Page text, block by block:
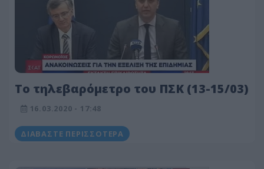
Το τηλεβαρόμετρο του ΠΣΚ (13-15/03)
16.03.2020 - 17:48
ΔΙΑΒΆΣΤΕ ΠΕΡΙΣΣΌΤΕΡΑ